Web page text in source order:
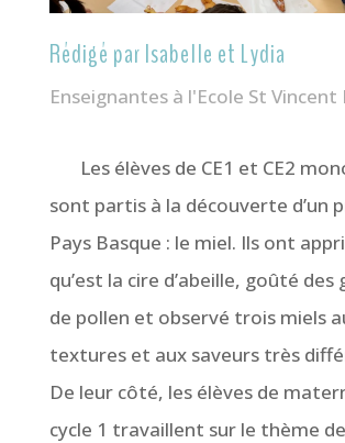
Rédigé par Isabelle et Lydia
Enseignantes à l'Ecole St Vincent
Les élèves de CE1 et CE2
sont partis à la découverte d’un
Pays Basque : le miel. Ils ont
qu’est la cire d’abeille, goûté des
de pollen et observé trois miels
textures et aux saveurs très
De leur côté, les élèves de
cycle 1 travaillent sur le thème de